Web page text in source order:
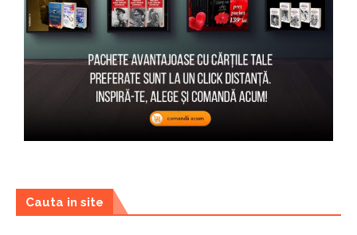
Cauta in site